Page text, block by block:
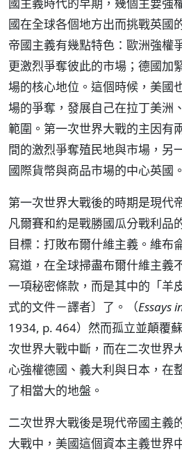
國在全球各個地方出而挑戰英國
帝國主義有幾點特色：歐洲強權
更激烈爭奪彼此的市場；德國加
場的核心地位。這個時候，美國
場的爭奪，發展自己在拉丁美洲
範圍。第一次世界大戰的主因有
間的激烈爭奪殖民地與市場，另
國際貨幣與商品市場的中心英國。
第一次世界大戰後的時期是現代
凡爾賽和約是戰勝國瓜分戰利品
目標：打敗布爾什維主義。維布
寫道，在全球掃盡布爾什維主義
一項秘密條款，而是其中的「羊
式的文件－譯者〕了。（Essays
1934, p. 464）然而孤立並顛覆
次世界大戰中斷，而在二次世界
心強權德國、義大利與日本，在
了相當大的地盤。
二次世界大戰後是現代帝國主義
大戰中，美國這個資本主義世界